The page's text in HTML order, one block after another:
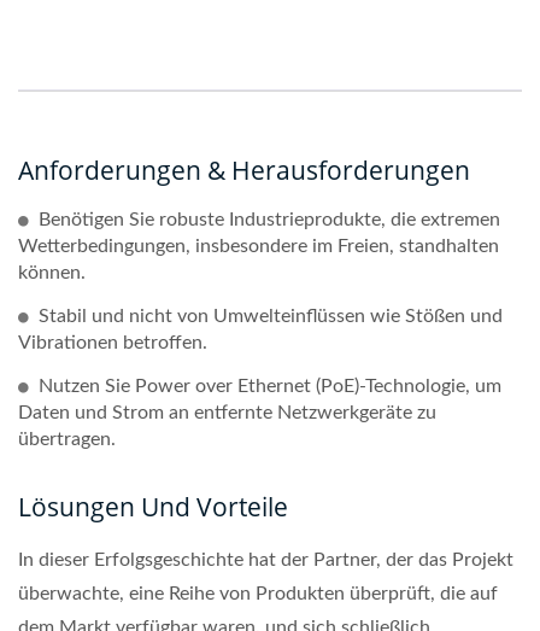
Anforderungen & Herausforderungen
Benötigen Sie robuste Industrieprodukte, die extremen
Wetterbedingungen, insbesondere im Freien, standhalten
können.
Stabil und nicht von Umwelteinflüssen wie Stößen und
Vibrationen betroffen.
Nutzen Sie Power over Ethernet (PoE)-Technologie, um
Daten und Strom an entfernte Netzwerkgeräte zu
übertragen.
Lösungen Und Vorteile
In dieser Erfolgsgeschichte hat der Partner, der das Projekt
überwachte, eine Reihe von Produkten überprüft, die auf